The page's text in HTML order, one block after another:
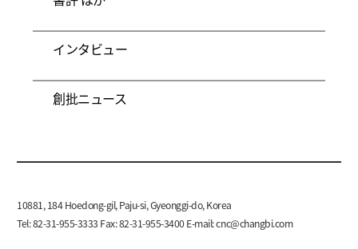
インタビュー
創批ニュース
10881, 184 Hoedong-gil, Paju-si, Gyeonggi-do, Korea
Tel: 82-31-955-3333 Fax: 82-31-955-3400 E-mail:cnc@changbi.com